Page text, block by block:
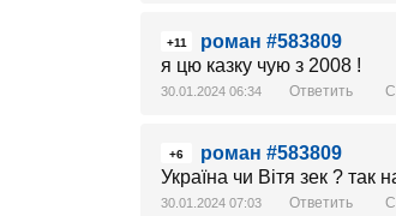
+11
роман #583809
я цю казку чую з 2008 !
30.01.2024 06:34 Ответить
+6
роман #583809
Україна чи Вітя зек ? так
30.01.2024 07:03 Ответить